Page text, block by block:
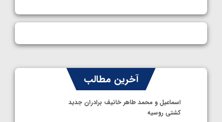
آخرین مطالب
اسماعیل و محمد طاهر خانیف برادران جدید
کشتی روسیه